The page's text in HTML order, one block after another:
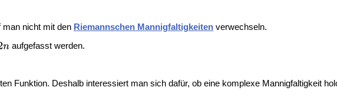
nicht mit den Riemannschen Mannigfaltigkeitenverwechseln.
aufgefasst werden.
Funktion. Deshalb interessiert man sich dafür, ob eine komplexe Mannigfaltigkeit